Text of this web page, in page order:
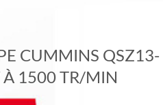
CUMMINS QSZ13-
1500 TR/MIN